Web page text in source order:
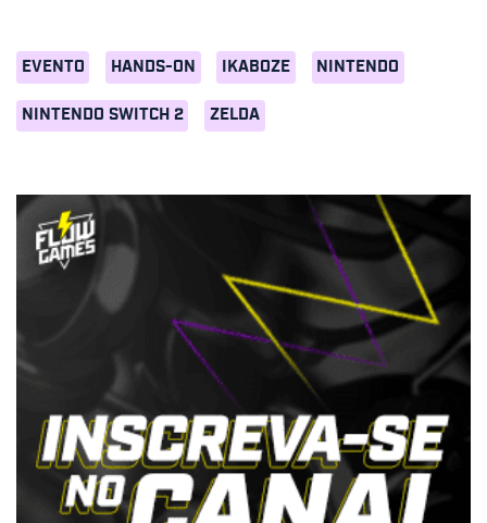
EVENTO HANDS-ON IKABOZE NINTENDO
NINTENDO SWITCH 2 ZELDA